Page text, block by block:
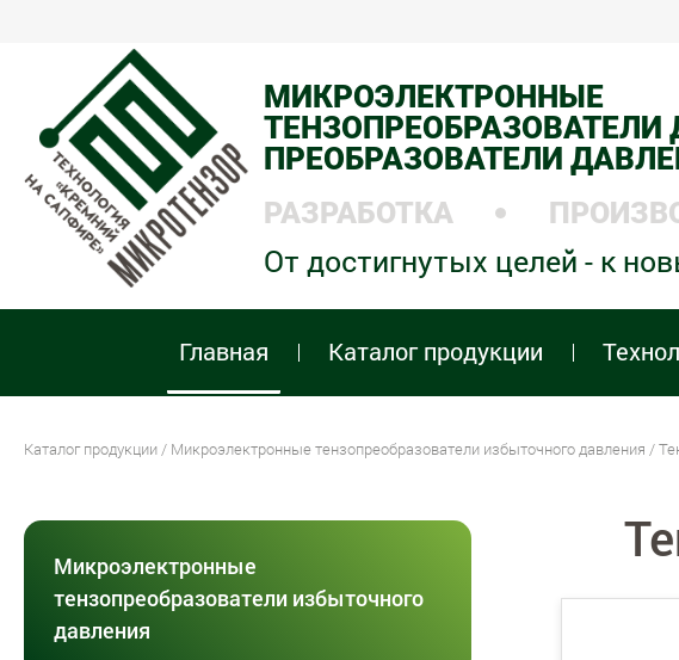
МИКРОЭЛЕКТРОННЫЕ
ПРЕОБРАЗОВАТЕЛИ
РАЗРАБОТКА
От достигнутых целей - к
Главная Каталог продукции
Каталог продукции/ Микроэлектронные тензопреобразователи избыточного давления /
Микроэлектронные
тензопреобразователи избыточного
давления